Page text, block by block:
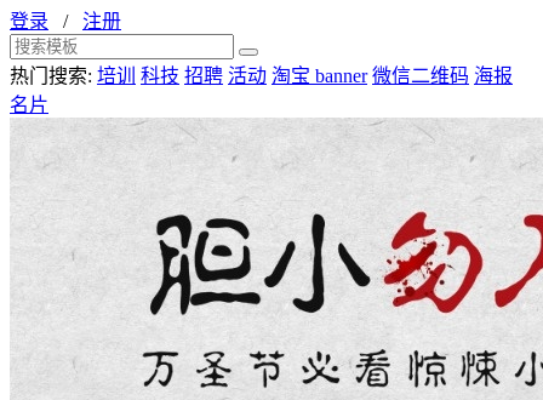
登录 / 注册
热门搜索: 培训 科技 招聘 活动 淘宝 banner 微信二维码 海报
名片